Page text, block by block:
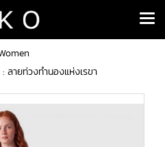
ายท่วงทำนองแห่งเรขา